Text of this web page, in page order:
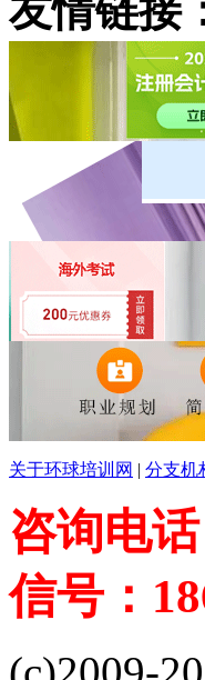
友情链接
关于环球培训网 | 分支机
咨询电
信号：